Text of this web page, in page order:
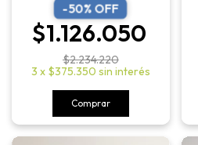
-50% OFF
$1.126.050
$2.234.220
3 x $375.350 sin interés
Comprar